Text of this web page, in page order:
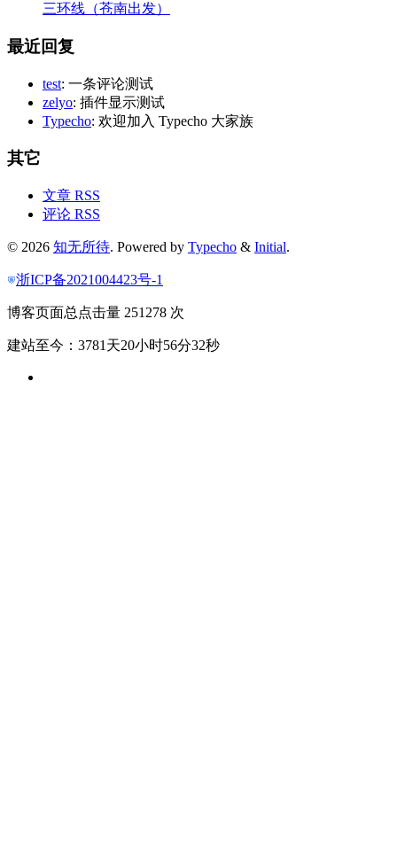
三环线（苍南出发）
最近回复
test: 一条评论测试
zelyo: 插件显示测试
Typecho: 欢迎加入 Typecho 大家族
其它
文章 RSS
评论 RSS
© 2026 知无所待. Powered by Typecho & Initial.
浙ICP备2021004423号-1
博客页面总点击量 251278 次
建站至今：3781天20小时56分32秒